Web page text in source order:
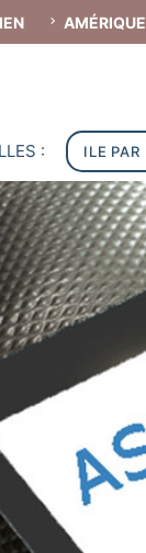
AMÉRIQUE
: ILE PAR